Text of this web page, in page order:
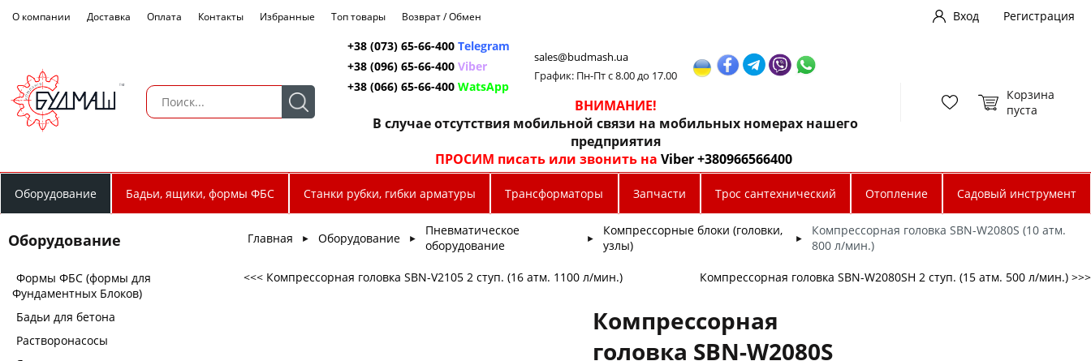
О компании Доставка Оплата Контакты Избранные Топ товары Возврат / Обмен Вход
Регистрация
+38 (073) 65-66-400 Telegram
+38 (096) 65-66-400 Viber
+38 (066) 65-66-400 WatsApp
sales@budmash.ua
График: Пн-Пт с 8.00 до 17.00
ВНИМАНИЕ!
В случае отсутствия мобильной связи на мобильных номерах нашего
предприятия
ПРОСИМ писать или звонить наViber +380966566400
Корзина
пуста
Оборудование Бадьи, ящики, формы ФБС Станки рубки, гибки арматуры Трансформаторы Запчасти Трос сантехнический Отопление Садовый инструмент
Оборудование
Формы ФБС (формы для
Фундаментных Блоков)
Бадьи для бетона
Растворонасосы
Главная ► Оборудование ►
Пневматическое
оборудование
►
Компрессорные блоки (головки,
узлы)
►
Компрессорная головка SBN-W2080S (10 атм.
800 л/мин.)
<<< Компрессорная головка SBN-V2105 2 ступ. (16 атм. 1100 л/мин.) Компрессорная головка SBN-W2080SH 2 ступ. (15 атм. 500 л/мин.) >>>
Компрессорная
головка SBN-W2080S